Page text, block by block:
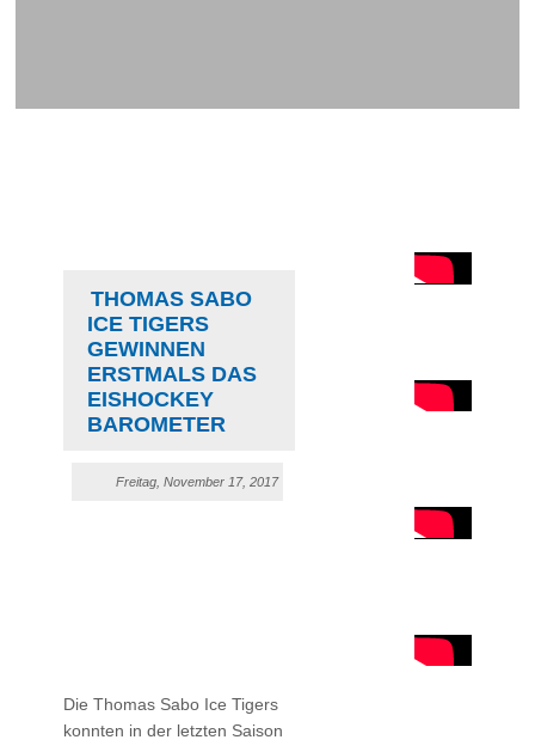
THOMAS SABO
ICE TIGERS
GEWINNEN
ERSTMALS DAS
EISHOCKEY
BAROMETER
Freitag, November 17, 2017
Die Thomas Sabo Ice Tigers
konnten in der letzten Saison